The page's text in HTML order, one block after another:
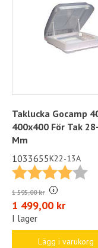
Taklucka Gocamp
400x400 För Tak
Mm
1033655K22-13A
Betyg:
1 595,00 kr i
1 499,00 kr
I lager
Lägg i varukorg